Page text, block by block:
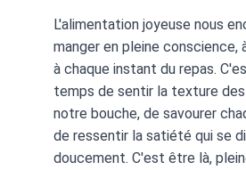
L'alimentation joyeuse nous
manger en pleine conscience,
à chaque instant du repas.
temps de sentir la texture
notre bouche, de savourer
de ressentir la satiété qui se
doucement. C'est être là,